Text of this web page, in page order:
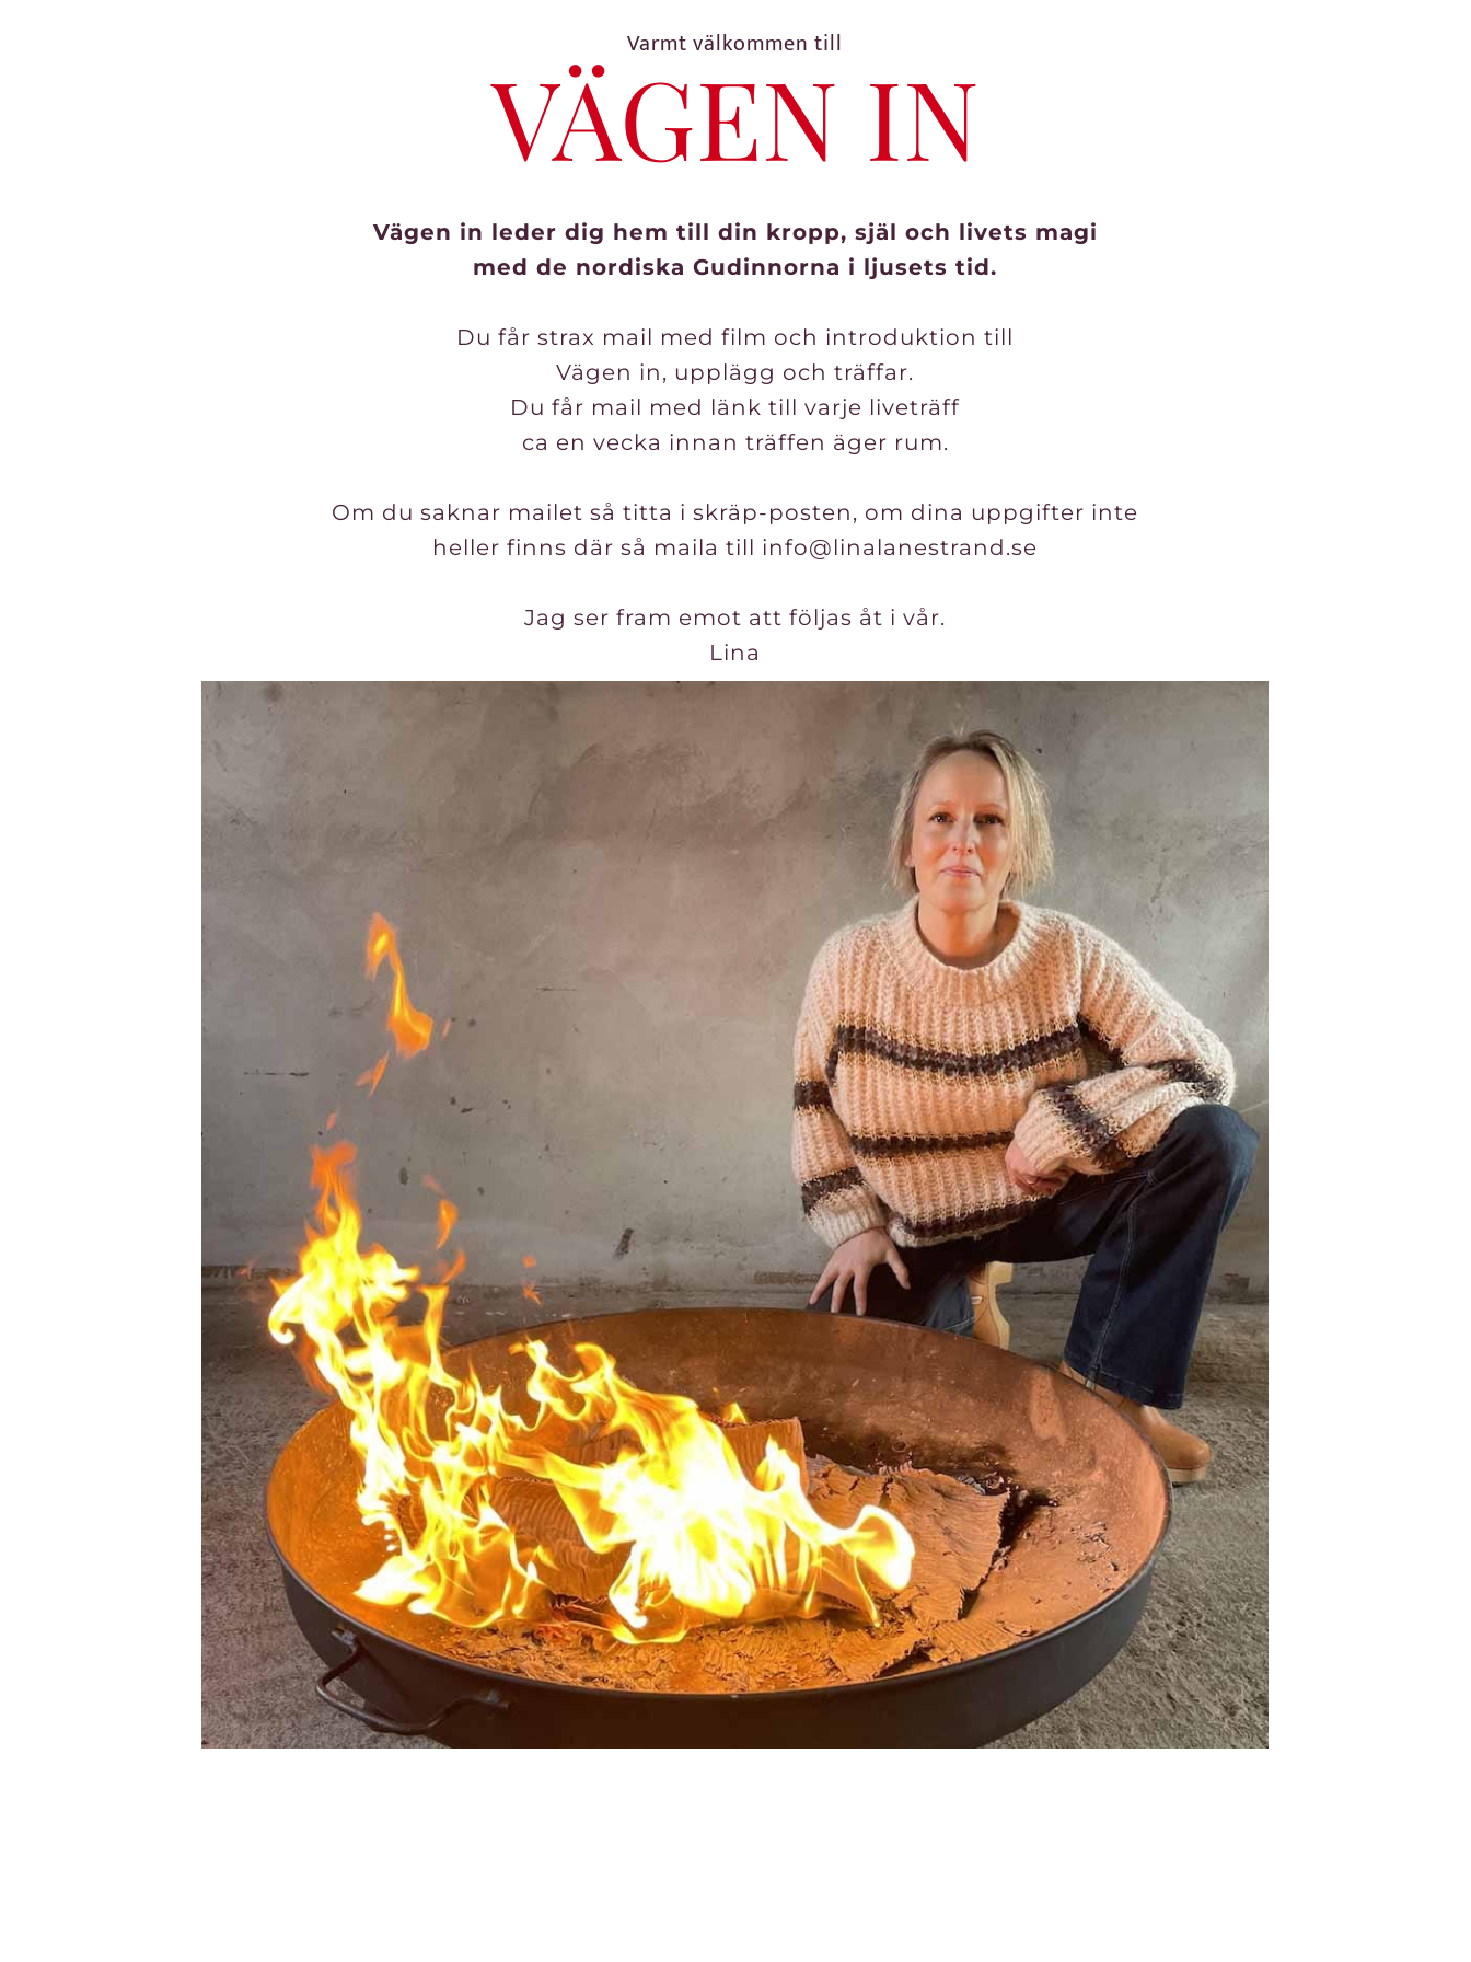
Varmt välkommen till
VÄGEN IN
Vägen in leder dig hem till din kropp, själ och livets magi
med de nordiska Gudinnorna i ljusets tid.
Du får strax mail med film och introduktion till
Vägen in, upplägg och träffar.
Du får mail med länk till varje liveträff
ca en vecka innan träffen äger rum.
Om du saknar mailet så titta i skräp-posten, om dina uppgifter inte
heller finns där så maila till info@linalanestrand.se
Jag ser fram emot att följas åt i vår.
Lina